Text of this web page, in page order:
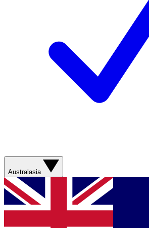
Australasia